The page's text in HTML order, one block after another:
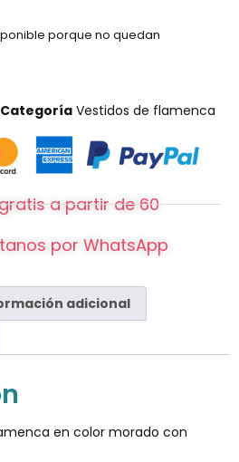
porque no quedan
Categoría Vestidos de flamenca
a partir de 60
por WhatsApp
adicional
en color morado con